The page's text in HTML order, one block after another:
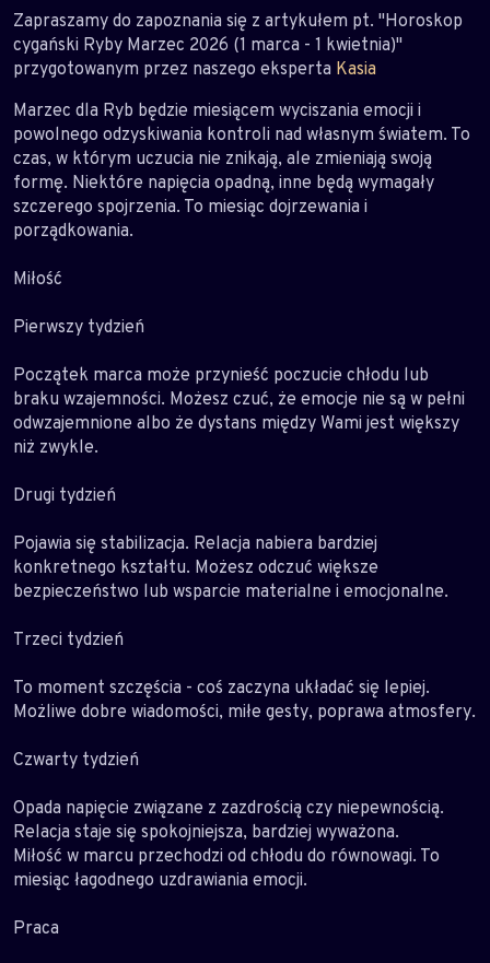
Zapraszamy do zapoznania się z artykułem pt. "Horoskop
cygański Ryby Marzec 2026 (1 marca - 1 kwietnia)"
przygotowanym przez naszego eksperta Kasia
Marzec dla Ryb będzie miesiącem wyciszania emocji i
powolnego odzyskiwania kontroli nad własnym światem. To
czas, w którym uczucia nie znikają, ale zmieniają swoją
formę. Niektóre napięcia opadną, inne będą wymagały
szczerego spojrzenia. To miesiąc dojrzewania i
porządkowania.
Miłość
Pierwszy tydzień
Początek marca może przynieść poczucie chłodu lub
braku wzajemności. Możesz czuć, że emocje nie są w pełni
odwzajemnione albo że dystans między Wami jest większy
niż zwykle.
Drugi tydzień
Pojawia się stabilizacja. Relacja nabiera bardziej
konkretnego kształtu. Możesz odczuć większe
bezpieczeństwo lub wsparcie materialne i emocjonalne.
Trzeci tydzień
To moment szczęścia - coś zaczyna układać się lepiej.
Możliwe dobre wiadomości, miłe gesty, poprawa atmosfery.
Czwarty tydzień
Opada napięcie związane z zazdrością czy niepewnością.
Relacja staje się spokojniejsza, bardziej wyważona.
Miłość w marcu przechodzi od chłodu do równowagi. To
miesiąc łagodnego uzdrawiania emocji.
Praca